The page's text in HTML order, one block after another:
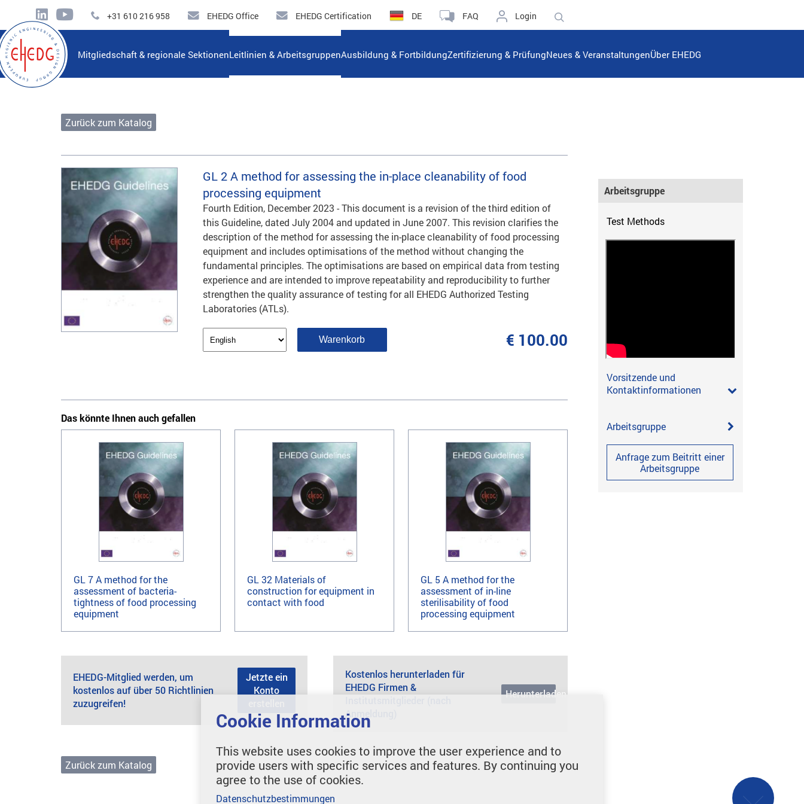
+31 610 216 958 EHEDG Office EHEDG Certification DE FAQ Login
Mitgliedschaft & regionale SektionenLeitlinien & ArbeitsgruppenAusbildung & FortbildungZertifizierung & PrüfungNeues & VeranstaltungenÜber EHEDG
Zurück zum Katalog
GL 2A method for assessing the in-place cleanability of food
processing equipment
Fourth Edition, December 2023 - This document is a revision of the third edition of
this Guideline, dated July 2004 and updated in June 2007. This revision clarifies the
description of the method for assessing the in-place cleanability of food processing
equipment and includes optimisations of the method without changing the
fundamental principles. The optimisations are based on empirical data from testing
experience and are intended to improve repeatability and reproducibility to further
strengthen the quality assurance of testing for all EHEDG Authorized Testing
Laboratories (ATLs).
Warenkorb
€ 100.00
Das könnte Ihnen auch gefallen
GL 7 A method for the
assessment of bacteria-
tightness of food processing
equipment
GL 32 Materials of
construction for equipment in
contact with food
GL 5 A method for the
assessment of in-line
sterilisability of food
processing equipment
EHEDG-Mitglied werden, um
kostenlos auf über 50 Richtlinien
zuzugreifen!
Jetzte ein
Konto
Kostenlos herunterladen für
EHEDG Firmen &
Anmeldung)
Herunterladen
Zurück zum Katalog
Arbeitsgruppe
Test Methods
Vorsitzende und
Kontaktinformationen
Arbeitsgruppe
Anfrage zum Beitritt einer
Arbeitsgruppe
Cookie Information
This website uses cookies to improve the user experience and to
provide users with specific services and features. By continuing you
agree to the use of cookies.
Datenschutzbestimmungen